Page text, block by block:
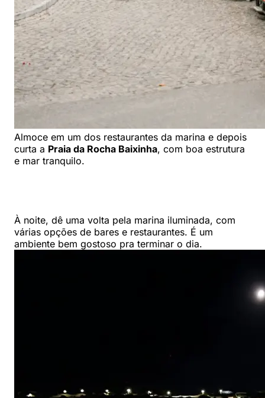
Almoce em um dos restaurantes da marina e depois
curta a Praia da Rocha Baixinha, com boa estrutura
e mar tranquilo.
À noite, dê uma volta pela marina iluminada, com
várias opções de bares e restaurantes. É um
ambiente bem gostoso pra terminar o dia.